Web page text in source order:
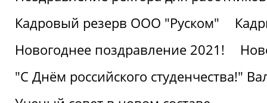
Кадровый резерв ООО "Руском"
Новогоднее поздравление 2021!
"С Днём российского студенчества!"